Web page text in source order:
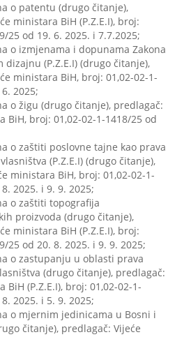
o patentu (drugo čitanje),
ministara BiH (P.Z.E.I), broj:
25 od 19. 6. 2025. i 7.7.2025;
o izmjenama i dopunama Zakona
(P.Z.E.I) (drugo čitanje),
ministara BiH, broj: 01,02-02-1-
2025;
o žigu (drugo čitanje), predlagač:
BiH, broj: 01,02-02-1-1418/25 od
o zaštiti poslovne tajne kao prava
(P.Z.E.I) (drugo čitanje),
ministara BiH, broj: 01,02-02-1-
2025. i 9. 9. 2025;
o zaštiti topografija
proizvoda (drugo čitanje),
ministara BiH (P.Z.E.I), broj:
25 od 20. 8. 2025. i 9. 9. 2025;
o zastupanju u oblasti prava
(drugo čitanje), predlagač:
BiH (P.Z.E.I), broj: 01,02-02-1-
2025. i 5. 9. 2025;
o mjernim jedinicama u Bosni i
čitanje), predlagač: Vijeće